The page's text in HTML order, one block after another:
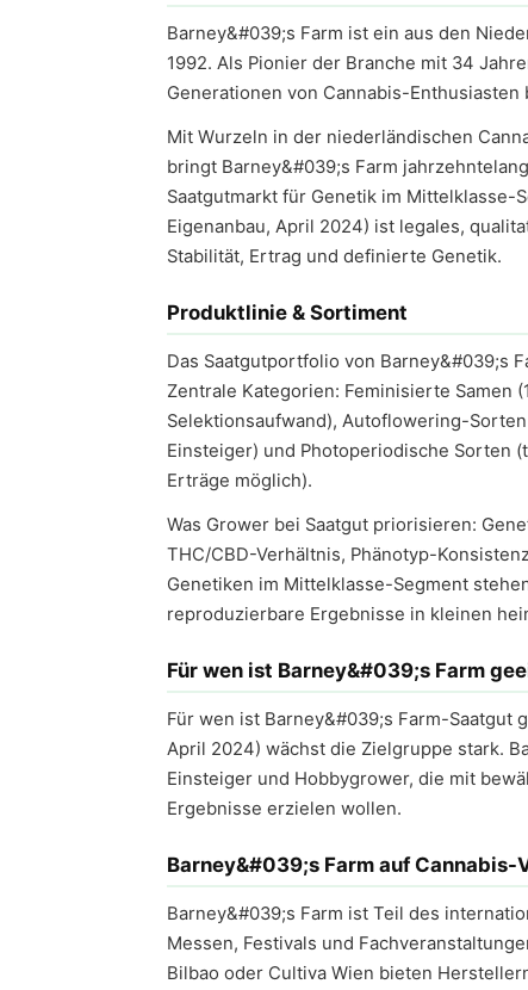
Barney&#039;s Farm ist ein aus den
1992. Als Pionier der Branche mit 34
Generationen von Cannabis-
Mit Wurzeln in der niederländischen
bringt Barney&#039;s Farm
Saatgutmarkt für Genetik im Mittelklasse-
Eigenanbau, April 2024) ist legales,
Stabilität, Ertrag und definierte Genetik.
Produktlinie & Sortiment
Das Saatgutportfolio von Barney&#039;s
Zentrale Kategorien: Feminisierte Samen
Selektionsaufwand), Autoflowering-
Einsteiger) und Photoperiodische Sorten
Erträge möglich).
Was Grower bei Saatgut priorisieren:
THC/CBD-Verhältnis, Phänotyp-
Genetiken im Mittelklasse-Segment
reproduzierbare Ergebnisse in kleinen
Für wen ist Barney&#039;s Farm
Für wen ist Barney&#039;s Farm-Saatgut
April 2024) wächst die Zielgruppe stark.
Einsteiger und Hobbygrower, die mit
Ergebnisse erzielen wollen.
Barney&#039;s Farm auf
Barney&#039;s Farm ist Teil des
Messen, Festivals und
Bilbao oder Cultiva Wien bieten